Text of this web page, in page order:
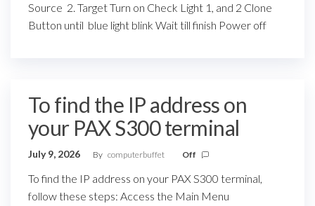
Source 2. Target Turn on Check Light 1, and 2 Clone
Button until blue light blink Wait till finish Power off
To find the IP address on
your PAX S300 terminal
July 9, 2026 By computerbuffet Off
To find the IP address on your PAX S300 terminal,
follow these steps: Access the Main Menu